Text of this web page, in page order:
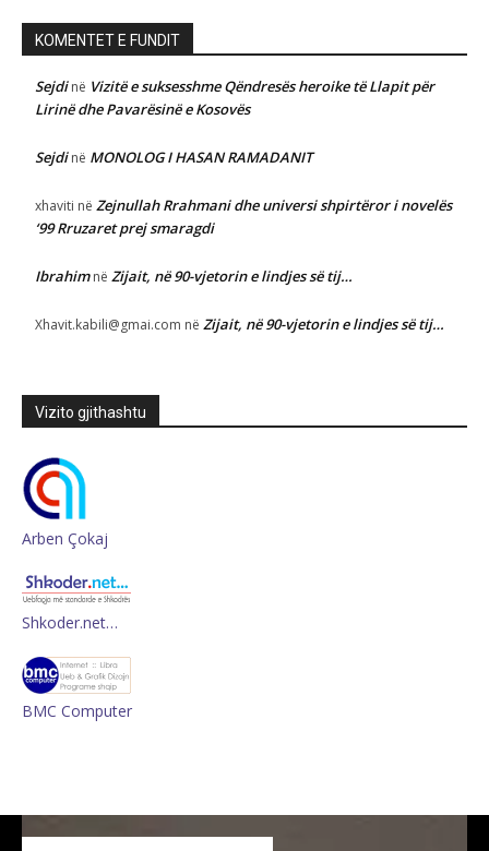
KOMENTET E FUNDIT
Sejdinë Vizitë e suksesshme Qëndresës heroike të Llapit për
Lirinë dhe Pavarësinë e Kosovës
Sejdinë MONOLOG I HASAN RAMADANIT
xhaviti në Zejnullah Rrahmani dhe universi shpirtëror i novelës
‘99 Rruzaret prej smaragdi
Ibrahimnë Zijait, në 90-vjetorin e lindjes së tij…
Xhavit.kabili@gmai.com në Zijait, në 90-vjetorin e lindjes së tij…
Vizito gjithashtu
Arben Çokaj
Shkoder.net…
BMC Computer